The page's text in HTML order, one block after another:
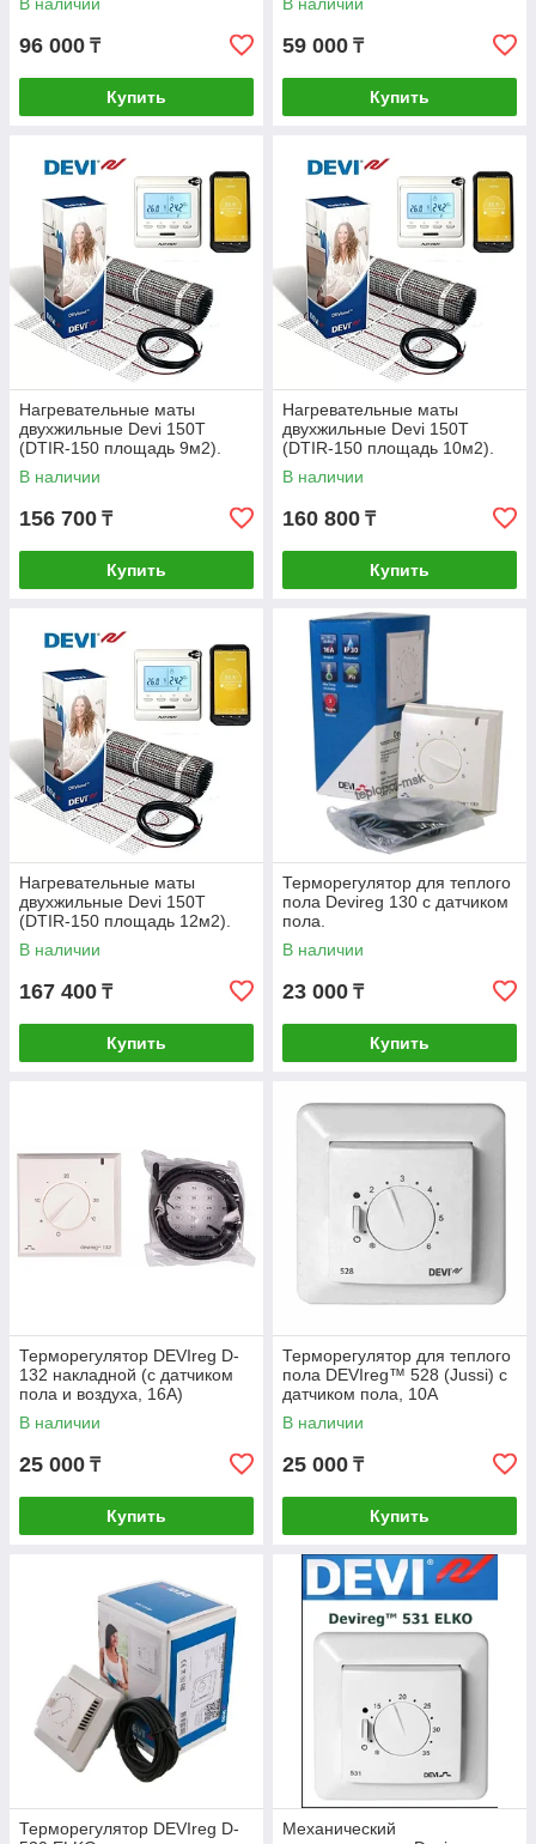
96 000 ₸
Купить
59 000 ₸
Купить
Нагревательные маты
двухжильные Devi 150Т
(DTIR-150 площадь 9м2).
Дания.
В наличии
156 700 ₸
Купить
Нагревательные маты
двухжильные Devi 150Т
(DTIR-150 площадь 10м2).
Дания.
В наличии
160 800 ₸
Купить
Нагревательные маты
двухжильные Devi 150Т
(DTIR-150 площадь 12м2).
Дания.
В наличии
167 400 ₸
Купить
Терморегулятор для теплого
пола Devireg 130 с датчиком
пола.
В наличии
23 000 ₸
Купить
Терморегулятор DEVIreg D-
132 накладной (с датчиком
пола и воздуха, 16А)
В наличии
25 000 ₸
Купить
Терморегулятор для теплого
пола DEVIreg™ 528 (Jussi) с
датчиком пола, 10А
В наличии
25 000 ₸
Купить
Терморегулятор DEVIreg D-
Механический